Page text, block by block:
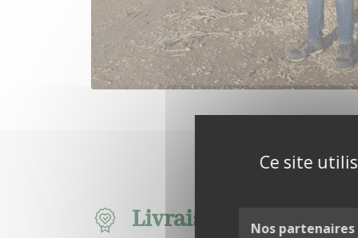
Ce site
Nos partenaires
Livraison éthique et